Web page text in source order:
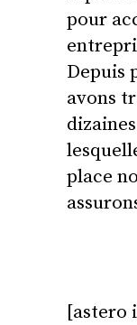
pour
Depuis
avons
place
[astero